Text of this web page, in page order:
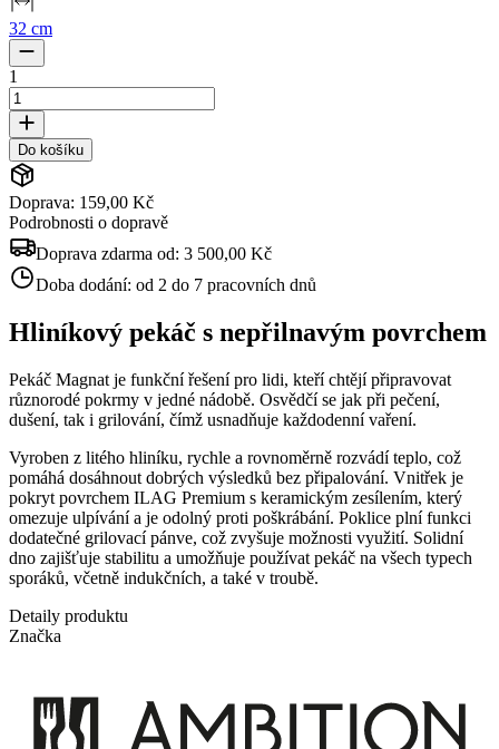
32 cm
1
Do košíku
Doprava: 159,00 Kč
Podrobnosti o dopravě
Doprava zdarma od: 3 500,00 Kč
Doba dodání: od 2 do 7 pracovních dnů
Hliníkový pekáč s nepřilnavým povrchem
Pekáč Magnat je funkční řešení pro lidi, kteří chtějí připravovat
různorodé pokrmy v jedné nádobě. Osvědčí se jak při pečení,
dušení, tak i grilování, čímž usnadňuje každodenní vaření.
Vyroben z litého hliníku, rychle a rovnoměrně rozvádí teplo, což
pomáhá dosáhnout dobrých výsledků bez připalování. Vnitřek je
pokryt povrchem ILAG Premium s keramickým zesílením, který
omezuje ulpívání a je odolný proti poškrábání. Poklice plní funkci
dodatečné grilovací pánve, což zvyšuje možnosti využití. Solidní
dno zajišťuje stabilitu a umožňuje používat pekáč na všech typech
sporáků, včetně indukčních, a také v troubě.
Detaily produktu
Značka